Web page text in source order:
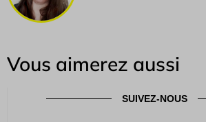
Vous aimerez aussi
SUIVEZ-NOUS